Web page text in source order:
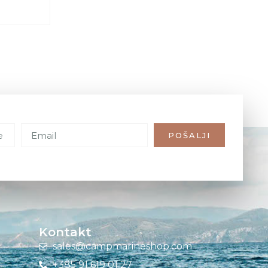
POŠALJI
Kontakt
sales@campmarineshop.com
+385 91 619 01 27